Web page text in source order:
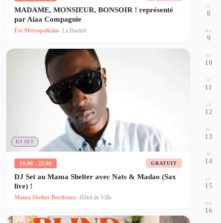
MADAME, MONSIEUR, BONSOIR ! représenté
par Aiaa Compagnie
Été Métropolitain- La Bastide
DJ SET
19:00 - 22:00 GRATUIT
DJ Set au Mama Shelter avec Nats & Madao (Sax
live) !
Mama Shelter Bordeaux- Hôtel de Ville
LU
8
MA
9
ME
10
JE
11
VE
12
SA
13
DI
14
LU
15
MA
16